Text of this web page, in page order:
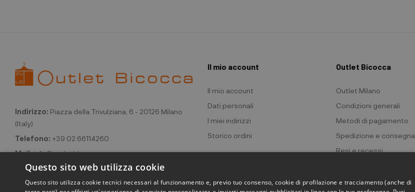
Indirizzo: Piazza della Trivulziana, 6 - 20126 Milano
(Italy)
Telefono: +39 02.66114260
Mail:info@outletbicocca.com
Il mio account
Il mio account
Dati personali
I miei indirizzi
Storico ordini
Outlet Bicocca
Outlet Milano
Condizioni generali
Metodi di pagamento
Spedizione e consegna
Resi e recessi
Cookie policy
Questo sito web utilizza cookie
Questo sito utilizza cookie tecnici necessari al funzionamento e, previo tuo consenso, cookie di profilazione e tracciamento (anche di